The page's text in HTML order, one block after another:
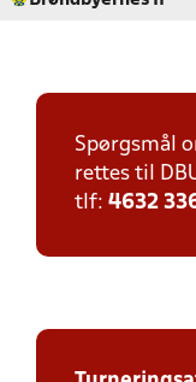
Spørgsmål
rettes til
tlf: 4632